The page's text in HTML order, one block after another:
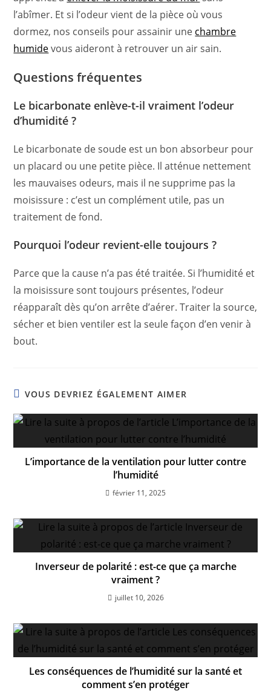
l’abîmer. Et si l’odeur vient de la pièce où vous
dormez, nos conseils pour assainir une chambre
humidevous aideront à retrouver un air sain.
Questions fréquentes
Le bicarbonate enlève-t-il vraiment l’odeur
d’humidité ?
Le bicarbonate de soude est un bon absorbeur pour
un placard ou une petite pièce. Il atténue nettement
les mauvaises odeurs, mais il ne supprime pas la
moisissure : c’est un complément utile, pas un
traitement de fond.
Pourquoi l’odeur revient-elle toujours ?
Parce que la cause n’a pas été traitée. Si l’humidité et
la moisissure sont toujours présentes, l’odeur
réapparaît dès qu’on arrête d’aérer. Traiter la source,
sécher et bien ventiler est la seule façon d’en venir à
bout.
VOUS DEVRIEZ ÉGALEMENT AIMER
L’importance de la ventilation pour lutter contre
l’humidité
février 11, 2025
Inverseur de polarité : est-ce que ça marche
vraiment ?
juillet 10, 2026
Les conséquences de l’humidité sur la santé et
comment s’en protéger